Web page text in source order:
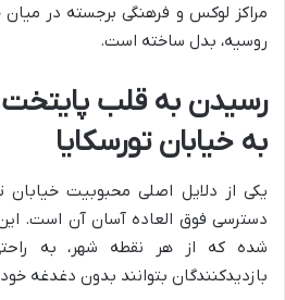
مراکز لوکس و فرهنگی برجسته در
روسیه، بدل ساخته است.
رسیدن به قلب
به خیابان تورسکایا
یکی از دلایل اصلی محبوبیت خیابان
دسترسی فوق العاده آسان آن است.
شده که از هر نقطه شهر، به
بازدیدکنندگان بتوانند بدون دغدغه